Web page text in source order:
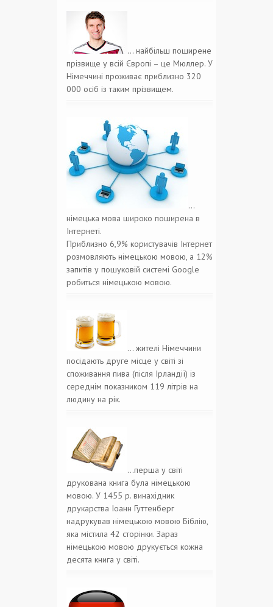
… найбільш поширене
прізвище у всій Європі – це Мюллер. У
Німеччині проживає приблизно 320
000 осіб із таким прізвищем.
…
німецька мова широко поширена в
Інтернеті.
Приблизно 6,9% користувачів Інтернет
розмовляють німецькою мовою, а 12%
запитів у пошуковій системі Google
робиться німецькою мовою.
… жителі Німеччини
посідають друге місце у світі зі
споживання пива (після Ірландії) із
середнім показником 119 літрів на
людину на рік.
…перша у світі
друкована книга була німецькою
мовою. У 1455 р. винахідник
друкарства Іоанн Гуттенберг
надрукував німецькою мовою Біблію,
яка містила 42 сторінки. Зараз
німецькою мовою друкується кожна
десята книга у світі.